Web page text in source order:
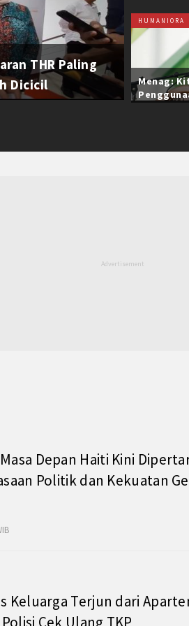
THR Paling
Dicicil
Belasan
HUMANIORA
Menag:
Depan Haiti Kini
Politik dan Kekuatan
Keluarga Terjun dari